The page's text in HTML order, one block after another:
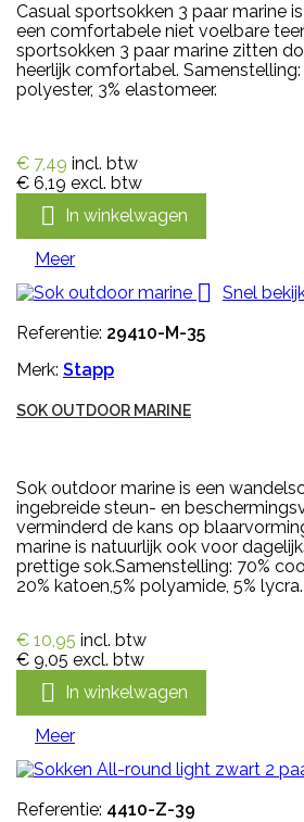
Casual sportsokken 3 paar marine
een comfortabele niet voelbare
sportsokken 3 paar marine zitten
heerlijk comfortabel. Samenstelling:
polyester, 3% elastomeer.
€ 7,49 incl. btw
€ 6,19 excl. btw
 In winkelwagen
Meer

Snel
Referentie: 29410-M-35
Merk: Stapp
SOK OUTDOOR MARINE
Sok outdoor marine is een
ingebreide steun- en
verminderd de kans op
marine is natuurlijk ook voor
prettige sok.Samenstelling: 70%
20% katoen,5% polyamide, 5% lycra.
€ 10,95 incl. btw
€ 9,05 excl. btw
 In winkelwagen
Meer
Referentie: 4410-Z-39